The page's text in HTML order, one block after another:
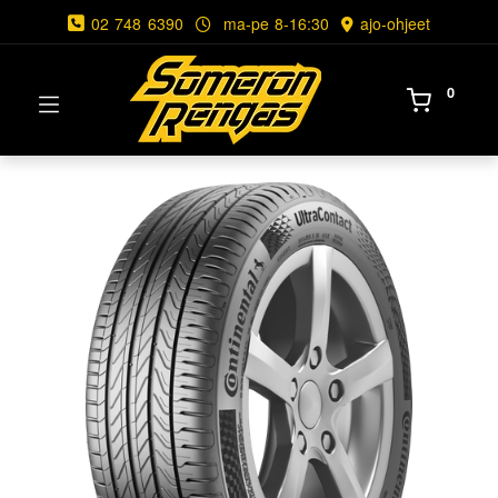
02 748 6390 ma-pe 8-16:30 ajo-ohjeet
0